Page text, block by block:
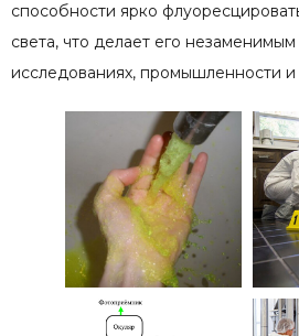
способности ярко
света, что делает его
исследованиях, промышленности и